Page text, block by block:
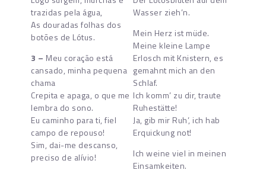
trazidas pela água,
As douradas folhas dos
botões de Lótus.
3 – Meu coração está
cansado, minha pequena
chama
Crepita e apaga, o que me
lembra do sono.
Eu caminho para ti, fiel
campo de repouso!
Sim, dai-me descanso,
preciso de alívio!
Wasser zieh’n.
Mein Herz ist müde.
Meine kleine Lampe
Erlosch mit Knistern, es
gemahnt mich an den
Schlaf.
Ich komm’ zu dir, traute
Ruhestätte!
Ja, gib mir Ruh’, ich hab
Erquickung not!
Ich weine viel in meinen
Einsamkeiten.